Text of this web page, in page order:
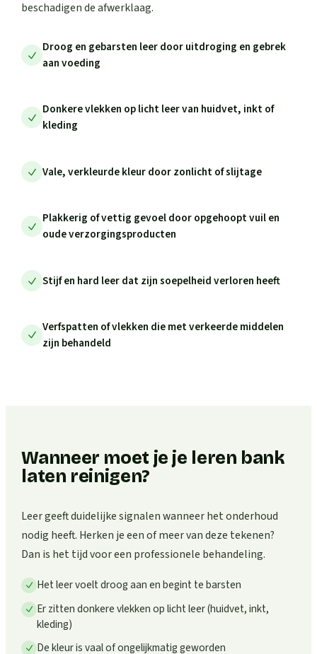
beschadigen de afwerklaag.
Droog en gebarsten leer door uitdroging en gebrek
aan voeding
Donkere vlekken op licht leer van huidvet, inkt of
kleding
Vale, verkleurde kleur door zonlicht of slijtage
Plakkerig of vettig gevoel door opgehoopt vuil en
oude verzorgingsproducten
Stijf en hard leer dat zijn soepelheid verloren heeft
Verfspatten of vlekken die met verkeerde middelen
zijn behandeld
Wanneer moet je je leren bank
laten reinigen?
Leer geeft duidelijke signalen wanneer het onderhoud
nodig heeft. Herken je een of meer van deze tekenen?
Dan is het tijd voor een professionele behandeling.
Het leer voelt droog aan en begint te barsten
Er zitten donkere vlekken op licht leer (huidvet, inkt,
kleding)
De kleur is vaal of ongelijkmatig geworden